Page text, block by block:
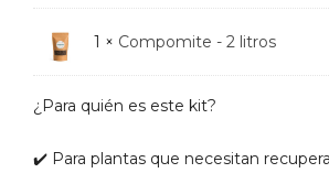
1 × Compomite - 2 litros
¿Para quién es este kit?
✔️ Para plantas que necesitan